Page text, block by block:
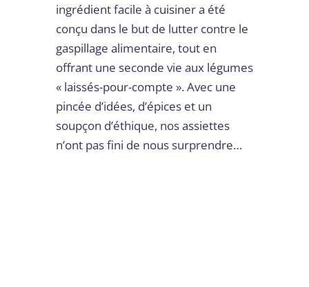
ingrédient facile à cuisiner a été
conçu dans le but de lutter contre le
gaspillage alimentaire, tout en
offrant une seconde vie aux légumes
« laissés-pour-compte ». Avec une
pincée d’idées, d’épices et un
soupçon d’éthique, nos assiettes
n’ont pas fini de nous surprendre…